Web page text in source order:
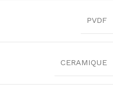
PVDF
CERAMIQUE